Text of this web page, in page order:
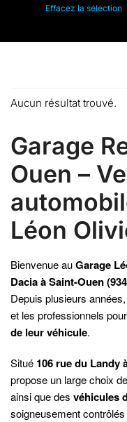
Aucun résultat trouvé.
Garage
Ouen –
Léon
Bienvenue auGarage
Dacia à Saint-Ouen
Depuis plusieurs
et les professionnels pour
de leur véhicule.
Situé 106 rue du Landy
propose un large choix de
ainsi que des véhicules
soigneusement